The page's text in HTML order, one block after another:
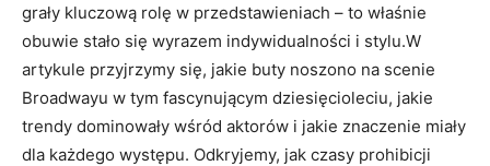
grały kluczową rolę w przedstawieniach – to właśnie
obuwie stało się wyrazem indywidualności i stylu.W
artykule przyjrzymy się, jakie buty noszono na scenie
Broadwayu w tym fascynującym dziesięcioleciu, jakie
trendy dominowały wśród aktorów i jakie znaczenie miały
dla każdego występu. Odkryjemy, jak czasy prohibicji